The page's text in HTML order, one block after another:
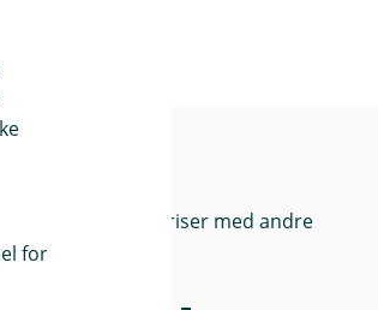
Sammenlign våre priser med andre
på
for